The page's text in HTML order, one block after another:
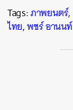
Tags:ภาพยนตร์,
ไทย,พชร์ อานนท์